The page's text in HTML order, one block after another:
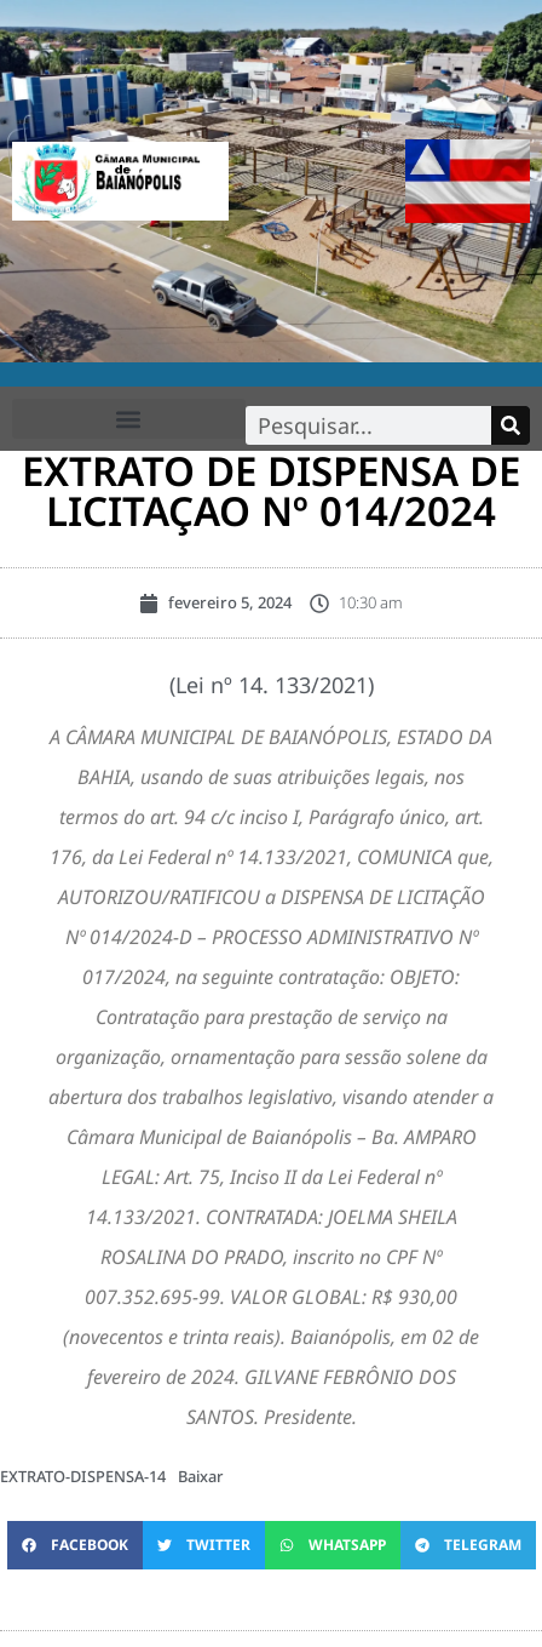
EXTRATO DE DISPENSA DE
LICITAÇAO Nº 014/2024
fevereiro 5, 2024 10:30 am
(Lei nº 14. 133/2021)
A CÂMARA MUNICIPAL DE BAIANÓPOLIS, ESTADO DA
BAHIA, usando de suas atribuições legais, nos
termos do art. 94 c/c inciso I, Parágrafo único, art.
176, da Lei Federal nº 14.133/2021, COMUNICA que,
AUTORIZOU/RATIFICOU a DISPENSA DE LICITAÇÃO
Nº 014/2024-D – PROCESSO ADMINISTRATIVO Nº
017/2024, na seguinte contratação: OBJETO:
Contratação para prestação de serviço na
organização, ornamentação para sessão solene da
abertura dos trabalhos legislativo, visando atender a
Câmara Municipal de Baianópolis – Ba. AMPARO
LEGAL: Art. 75, Inciso II da Lei Federal nº
14.133/2021. CONTRATADA: JOELMA SHEILA
ROSALINA DO PRADO, inscrito no CPF Nº
007.352.695-99. VALOR GLOBAL: R$ 930,00
(novecentos e trinta reais). Baianópolis, em 02 de
fevereiro de 2024. GILVANE FEBRÔNIO DOS
SANTOS. Presidente.
EXTRATO-DISPENSA-14 Baixar
FACEBOOK TWITTER WHATSAPP TELEGRAM